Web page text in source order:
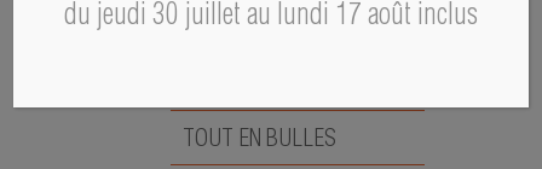
ROSE POMPON
TOUT EN BULLES
du jeudi 30 juillet au lundi 17 août inclus